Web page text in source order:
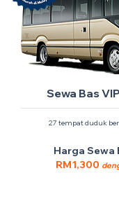
Sewa Bas
27 tempat duduk
Harga Sewa
RM1,300